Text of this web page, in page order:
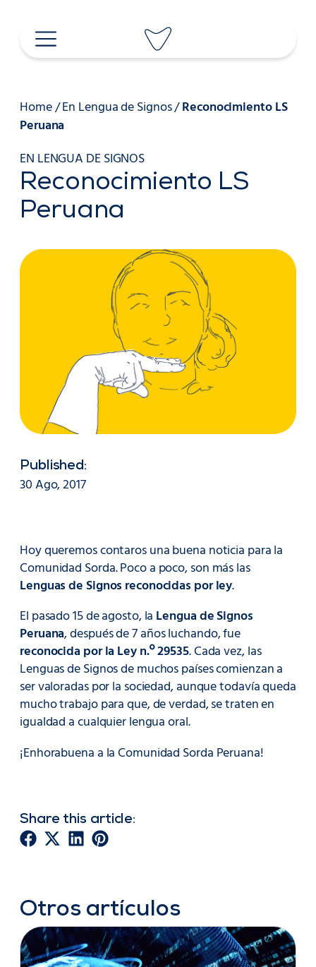
contenido
Home/En Lengua de Signos/Reconocimiento LS
Peruana
EN LENGUA DE SIGNOS
Reconocimiento LS
Peruana
Published:
30 Ago, 2017
Hoy queremos contaros una buena noticia para la
Comunidad Sorda. Poco a poco, son más las
Lenguas de Signos reconocidas por ley.
El pasado 15 de agosto, la Lengua de Signos
Peruana, después de 7 años luchando, fue
reconocida por la Ley n.º 29535. Cada vez, las
Lenguas de Signos de muchos países comienzan a
ser valoradas por la sociedad, aunque todavía queda
mucho trabajo para que, de verdad, se traten en
igualdad a cualquier lengua oral.
¡Enhorabuena a la Comunidad Sorda Peruana!
Share this article:
Otros artículos